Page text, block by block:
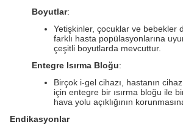
Boyutlar:
Yetişkinler, çocuklar ve bebekler
farklı hasta popülasyonlarına
çeşitli boyutlarda mevcuttur.
Entegre Isırma Bloğu:
Birçok i-gel cihazı, hastanın
için entegre bir ısırma bloğu ile
hava yolu açıklığının
Endikasyonlar